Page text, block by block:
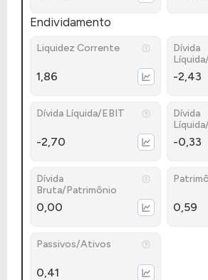
Endividamento
Liquidez Corrente
1,86
Dívida
-2,43
Dívida Líquida/EBIT
-2,70
Dívida
-0,33
Dívida
Bruta/Patrimônio
0,00 0,59
Passivos/Ativos
0,41